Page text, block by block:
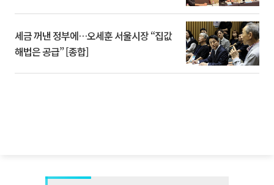
세금 꺼낸 정부에…오세훈 서울시장 “집값
해법은 공급” [종합]